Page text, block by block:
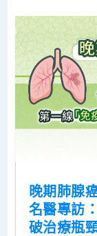
晚期肺腺
名醫專訪
破治療瓶